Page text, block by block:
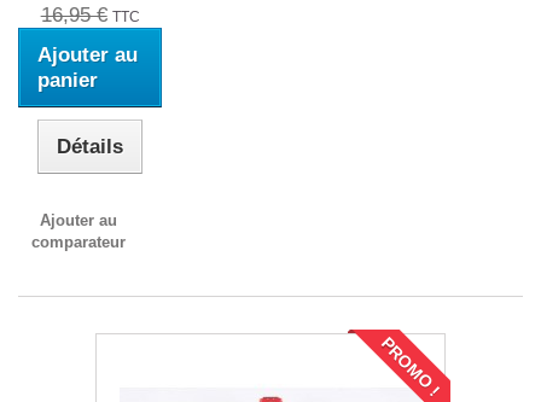
16,95 € TTC
Ajouter au
panier
Détails
Ajouter au
comparateur
PROMO !